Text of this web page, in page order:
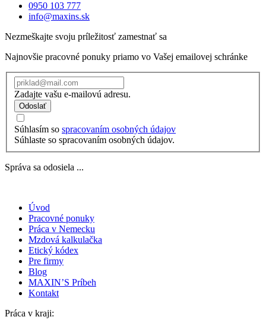
0950 103 777
info@maxins.sk
Nezmeškajte svoju príležitosť zamestnať sa
Najnovšie pracovné ponuky priamo vo Vašej emailovej schránke
Zadajte vašu e-mailovú adresu.
Odoslať
Súhlasím so spracovaním osobných údajov
Súhlaste so spracovaním osobných údajov.
Správa sa odosiela ...
Úvod
Pracovné ponuky
Práca v Nemecku
Mzdová kalkulačka
Etický kódex
Pre firmy
Blog
MAXIN’S Príbeh
Kontakt
Práca v kraji: